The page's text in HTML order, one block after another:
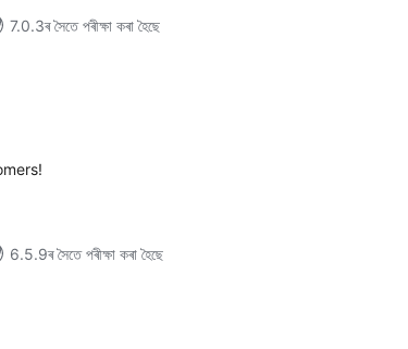
7.0.3ৰ সৈতে পৰীক্ষা কৰা হৈছে
6.5.9ৰ সৈতে পৰীক্ষা কৰা হৈছে